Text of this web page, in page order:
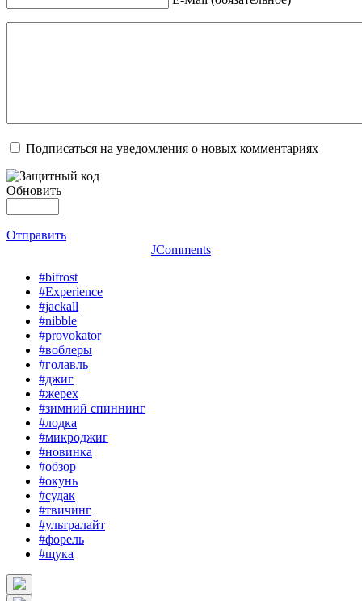
Подписаться на уведомления о новых комментариях
Обновить
Отправить
JComments
#bifrost
#Experience
#jackall
#nibble
#provokator
#воблеры
#голавль
#джиг
#жерех
#зимний спиннинг
#лодка
#микроджиг
#новинка
#обзор
#окунь
#судак
#твичинг
#ультралайт
#форель
#щука